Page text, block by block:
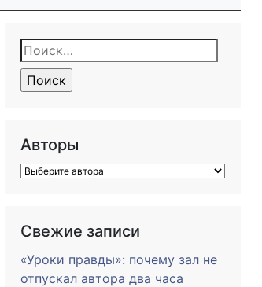
Найти:
Авторы
Свежие записи
«Уроки правды»: почему зал не
отпускал автора два часа